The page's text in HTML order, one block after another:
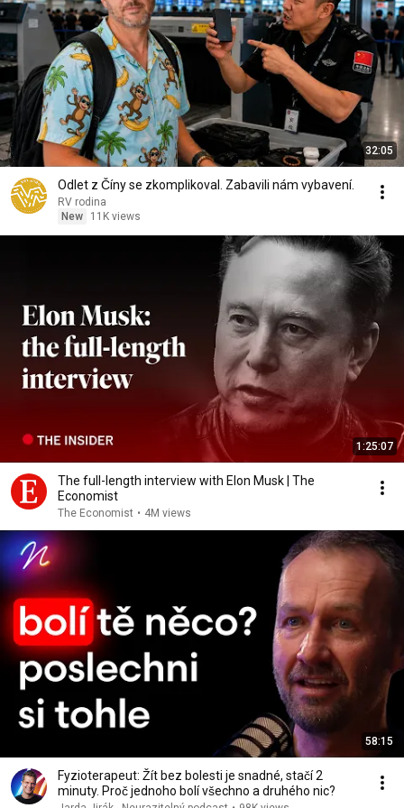
32:05
Odlet z Číny se zkomplikoval. Zabavili nám vybavení.
RV rodina
New
11K views
1:25:07
The full-length interview with Elon Musk | The
Economist
The Economist • 4M views
58:15
Fyzioterapeut: Žít bez bolesti je snadné, stačí 2
minuty. Proč jednoho bolí všechno a druhého nic?